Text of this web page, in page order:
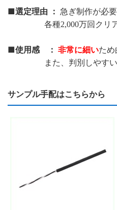
■選定理由 ： 急ぎ制作が必
各種2,000万回クリアし
■使用感 ： 非常に細いため
また、判別しやすい色味
サンプル手配はこちらから